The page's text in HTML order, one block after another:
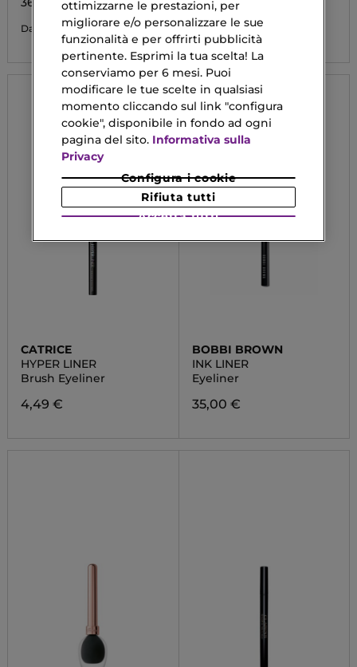
Da 5,00 €
38,40 €
CATRICE
HYPER LINER
Brush Eyeliner
4,49 €
BOBBI BROWN
INK LINER
Eyeliner
35,00 €
ottimizzarne le prestazioni, per
migliorare e/o personalizzare le sue
funzionalità e per offrirti pubblicità
pertinente. Esprimi la tua scelta! La
conserviamo per 6 mesi. Puoi
modificare le tue scelte in qualsiasi
momento cliccando sul link "configura
cookie", disponibile in fondo ad ogni
pagina del sito. Informativa sulla
Privacy
Configura i cookie
Rifiuta tutti
Accetta tutti